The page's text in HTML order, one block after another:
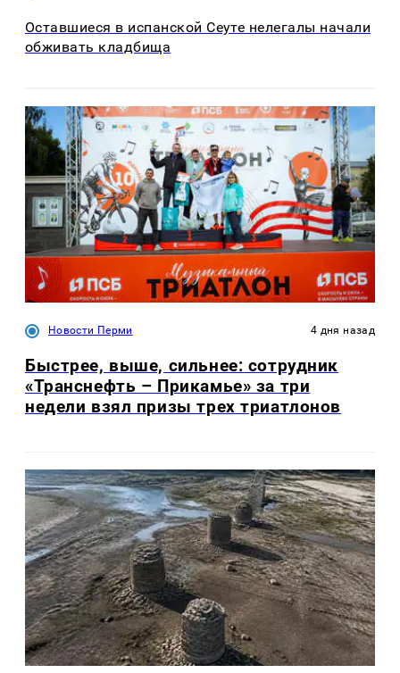
Оставшиеся в испанской Сеуте нелегалы начали
обживать кладбища
Новости Перми 4 дня назад
Быстрее, выше, сильнее: сотрудник
«Транснефть – Прикамье» за три
недели взял призы трех триатлонов